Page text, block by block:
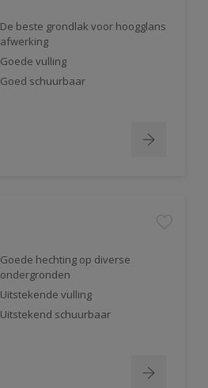
De beste grondlak voor hoogglans
afwerking
Goede vulling
Goed schuurbaar
Goede hechting op diverse
ondergronden
Uitstekende vulling
Uitstekend schuurbaar